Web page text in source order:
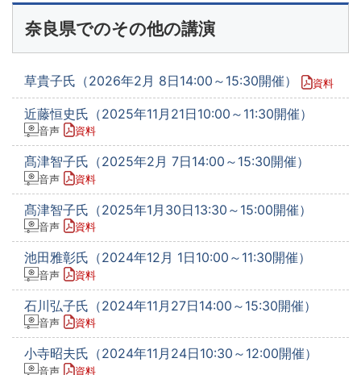
奈良県でのその他の講演
草貴子氏（2026年2月 8日14:00～15:30開催） 資料
近藤恒史氏（2025年11月21日10:00～11:30開催）
音声 資料
髙津智子氏（2025年2月 7日14:00～15:30開催）
音声 資料
髙津智子氏（2025年1月30日13:30～15:00開催）
音声 資料
池田雅彰氏（2024年12月 1日10:00～11:30開催）
音声 資料
石川弘子氏（2024年11月27日14:00～15:30開催）
音声 資料
小寺昭夫氏（2024年11月24日10:30～12:00開催）
音声 資料